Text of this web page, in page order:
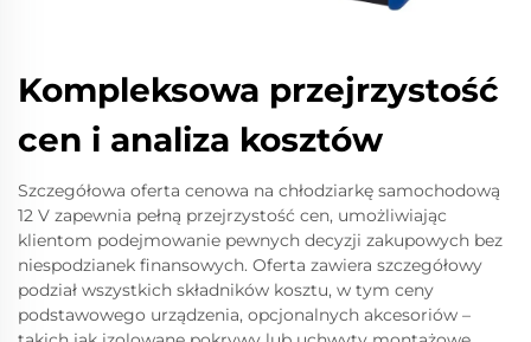
Kompleksowa przejrzystość
cen i analiza kosztów
Szczegółowa oferta cenowa na chłodziarkę samochodową
12 V zapewnia pełną przejrzystość cen, umożliwiając
klientom podejmowanie pewnych decyzji zakupowych bez
niespodzianek finansowych. Oferta zawiera szczegółowy
podział wszystkich składników kosztu, w tym ceny
podstawowego urządzenia, opcjonalnych akcesoriów –